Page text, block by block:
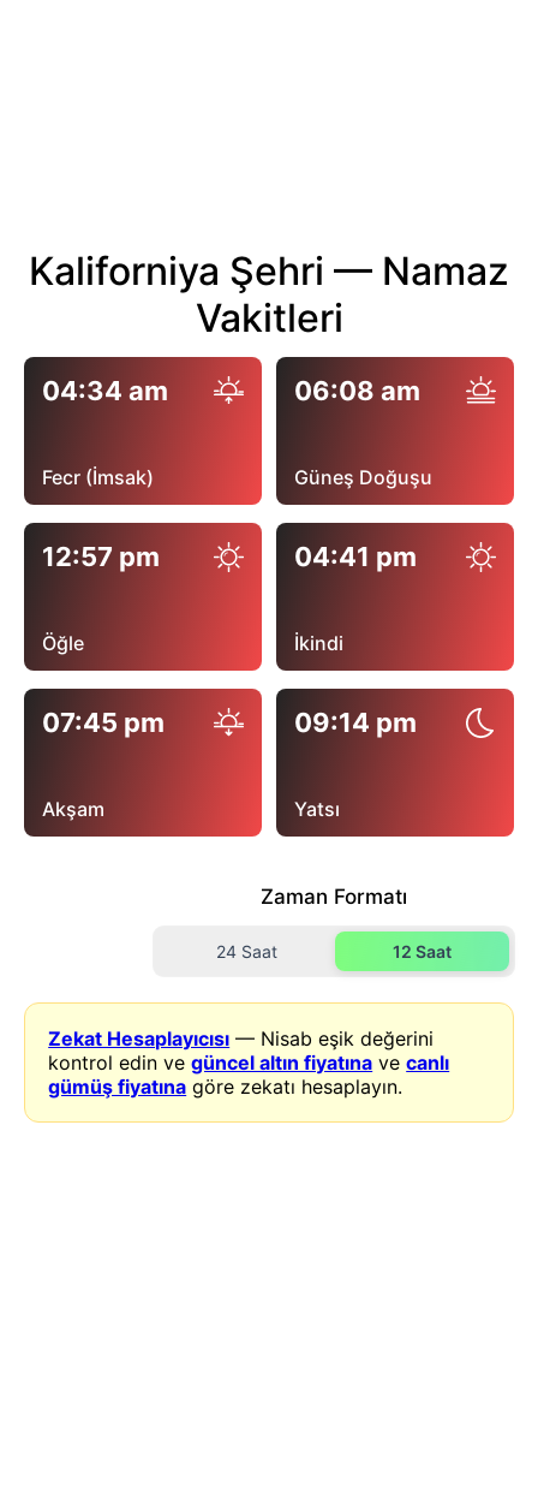
Kaliforniya Şehri — Namaz
Vakitleri
04:34 am
Fecr (İmsak)
06:08 am
Güneş Doğuşu
12:57 pm
Öğle
04:41 pm
İkindi
07:45 pm
Akşam
09:14 pm
Yatsı
Zaman Formatı
24 Saat 12 Saat
Zekat Hesaplayıcısı — Nisab eşik değerini
kontrol edin vegüncel altın fiyatına vecanlı
gümüş fiyatına göre zekatı hesaplayın.